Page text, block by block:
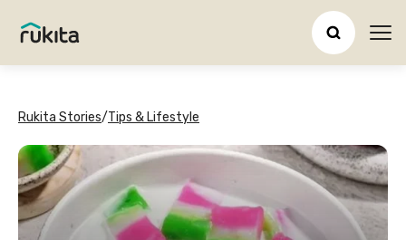
Rukita Stories/Tips & Lifestyle